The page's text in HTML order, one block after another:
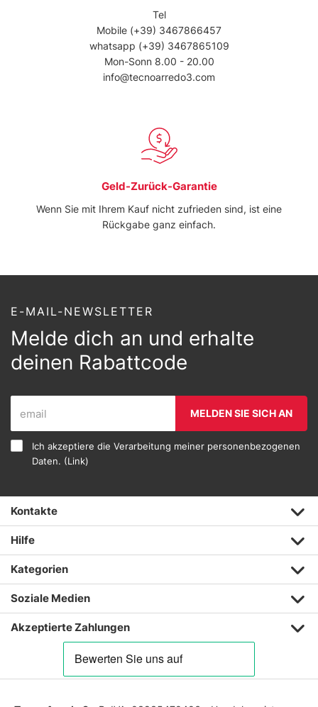
Tel
Mobile (+39) 3467866457
whatsapp (+39) 3467865109
Mon-Sonn 8.00 - 20.00
info@tecnoarredo3.com
Geld-Zurück-Garantie
Wenn Sie mit Ihrem Kauf nicht zufrieden sind, ist eine
Rückgabe ganz einfach.
E-MAIL-NEWSLETTER
Melde dich an und erhalte
deinen Rabattcode
MELDEN SIE SICH AN
Ich akzeptiere die Verarbeitung meiner personenbezogenen
Daten. (Link)
Kontakte
Hilfe
Kategorien
Soziale Medien
Akzeptierte Zahlungen